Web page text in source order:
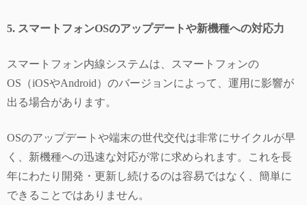
5. スマートフォンOSのアップデートや新機種への対応力
スマートフォン内線システムは、スマートフォンの
OS（iOSやAndroid）のバージョンによって、運用に影響が
出る場合があります。
OSのアップデートや端末の世代交代は非常にサイクルが早
く、新機種への迅速な対応が常に求められます。これを長
年にわたり開発・更新し続けるのは容易ではなく、簡単に
できることではありません。